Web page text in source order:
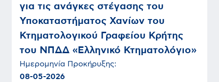
για τις ανάγκες στέγασης του
Υποκαταστήματος Χανίων του
Κτηματολογικού Γραφείου Κρήτης
του ΝΠΔΔ «Ελληνικό Κτηματολόγιο»
Ημερομηνία Προκήρυξης:
08-05-2026